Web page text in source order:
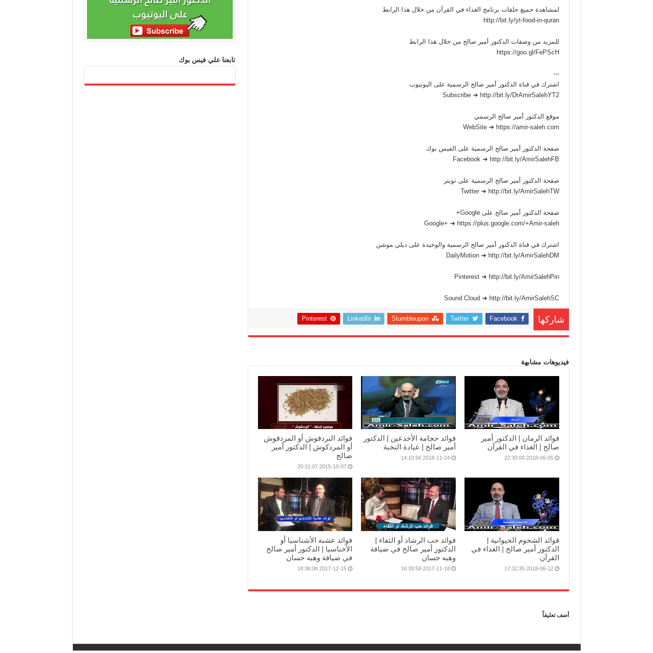
لمشاهدة جميع حلقات برنامج الغذاء في القرآن من خلال هذا الرابط
http://bit.ly/yt-food-in-quran
للمزيد من وصفات الدكتور أمير صالح من خلال هذا الرابط
https://goo.gl/FePScH
---
اشترك في قناة الدكتور أمير صالح الرسمية على اليوتيوب
Subscribe ➜ http://bit.ly/DrAmirSalehYT2
موقع الدكتور أمير صالح الرسمي
WebSite ➜ https://amir-saleh.com
صفحة الدكتور أمير صالح الرسمية على الفيس بوك
Facebook ➜ http://bit.ly/AmirSalehFB
صفحة الدكتور أمير صالح الرسمية على تويتر
Twitter ➜ http://bit.ly/AmirSalehTW
صفحة الدكتور أمير صالح على Google+
Google+ ➜ https://plus.google.com/+Amir-saleh
اشترك في قناة الدكتور أمير صالح الرسمية والوحيدة على ديلي موشن
DailyMotion ➜ http://bit.ly/AmirSalehDM
Pinterest ➜ http://bit.ly/AmirSalehPin
Sound Cloud ➜ http://bit.ly/AmirSalehSC
شاركها Facebook
Twitter
Stumbleupon
LinkedIn
Pinterest
فيديوهات مشابهة
فوائد الرمان | الدكتور أمير
صالح | الغذاء في القرآن
2018-06-05 22:30:00
فوائد حجامة الأخدعين | الدكتور
أمير صالح | عيادة النخبة
2018-11-24 14:10:56
فوائد البردقوش أو المردقوش
أو المردكوش | الدكتور أمير
صالح
2015-10-07 20:31:07
فوائد الشحوم الحيوانية |
الدكتور أمير صالح | الغذاء في
القرآن
2018-06-12 17:32:35
فوائد حب الرشاد أو الثفاء |
الدكتور أمير صالح في ضيافة
وهبه حسان
2017-11-18 16:39:59
فوائد عشبة الأشناسيا أو
الأخناسيا | الدكتور أمير صالح
في ضيافة وهبه حسان
2017-12-15 18:36:08
أضف تعليقاً
تابعنا علي فيس بوك